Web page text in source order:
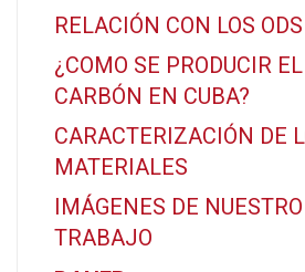
RELACIÓN CON LOS ODS
¿COMO SE PRODUCIR EL
CARBÓN EN CUBA?
CARACTERIZACIÓN DE
MATERIALES
IMÁGENES DE NUESTRO
TRABAJO